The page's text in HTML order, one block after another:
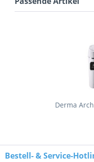
Derma
Bestell- & Service-